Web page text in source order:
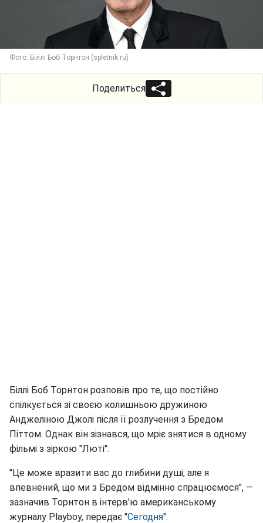
Фото: Біллі Боб Торнтон (spletnik.ru)
Поделиться
Біллі Боб Торнтон розповів про те, що постійно
спілкується зі своєю колишньою дружиною
Анджеліною Джолі після її розлучення з Бредом
Піттом. Однак він зізнався, що мріє знятися в одному
фільмі з зіркою "Люті".
"Це може вразити вас до глибини душі, але я
впевнений, що ми з Бредом відмінно спрацюємося", —
зазначив Торнтон в інтерв'ю американському
журналу Playboy, передає "Сегодня".